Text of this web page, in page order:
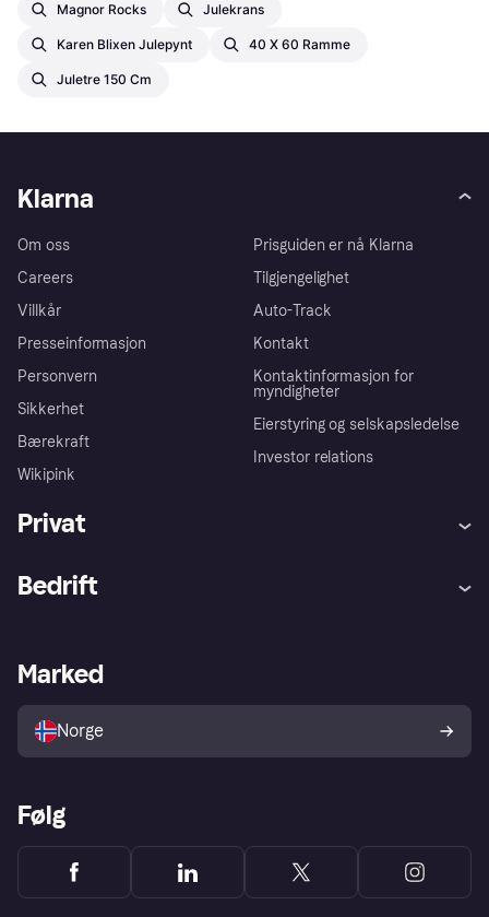
Magnor Rocks Julekrans
Karen Blixen Julepynt 40 X 60 Ramme
Juletre 150 Cm
Klarna
Om oss
Careers
Villkår
Presseinformasjon
Personvern
Sikkerhet
Bærekraft
Wikipink
Prisguiden er nå Klarna
Tilgjengelighet
Auto-Track
Kontakt
Kontaktinformasjon for
myndigheter
Eierstyring og selskapsledelse
Investor relations
Privat
Utforsk butikker
Bedrift
Merchant portal
Marked
Norge
Følg